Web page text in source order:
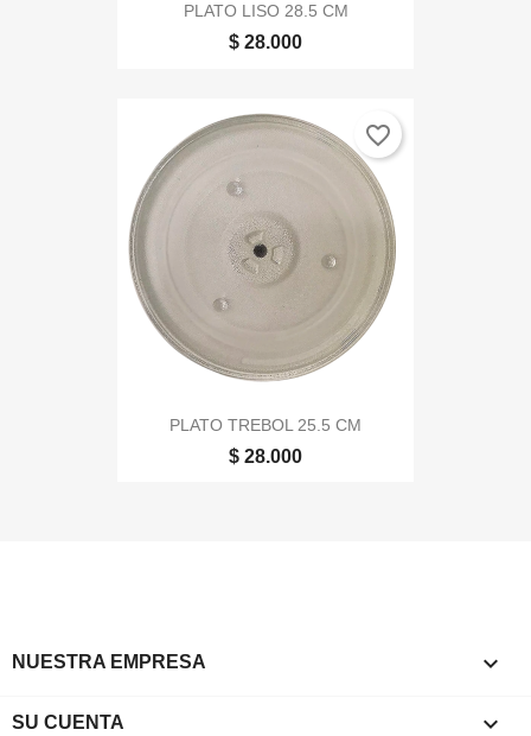
PLATO LISO 28.5 CM
$ 28.000
PLATO TREBOL 25.5 CM
$ 28.000
favorite_border
NUESTRA EMPRESA 
SU CUENTA 